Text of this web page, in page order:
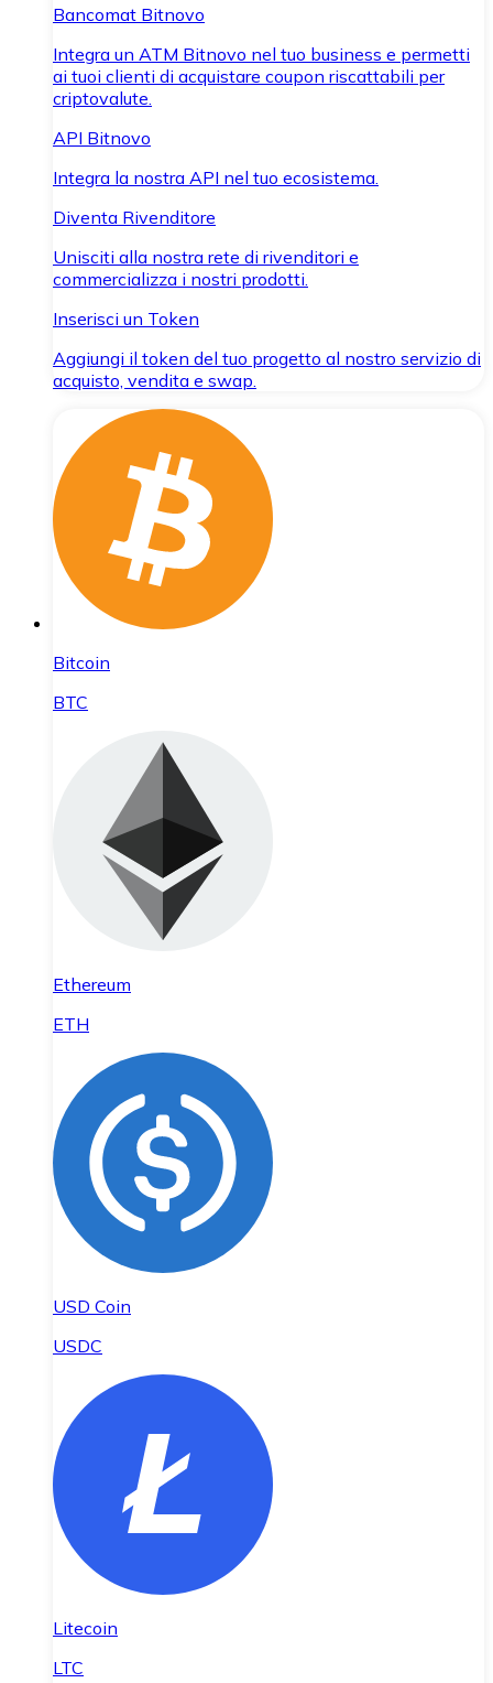
Bancomat Bitnovo
Integra un ATM Bitnovo nel tuo business e permetti
ai tuoi clienti di acquistare coupon riscattabili per
criptovalute.
API Bitnovo
Integra la nostra API nel tuo ecosistema.
Diventa Rivenditore
Unisciti alla nostra rete di rivenditori e
commercializza i nostri prodotti.
Inserisci un Token
Aggiungi il token del tuo progetto al nostro servizio di
acquisto, vendita e swap.
Bitcoin
BTC
Ethereum
ETH
USD Coin
USDC
Litecoin
LTC